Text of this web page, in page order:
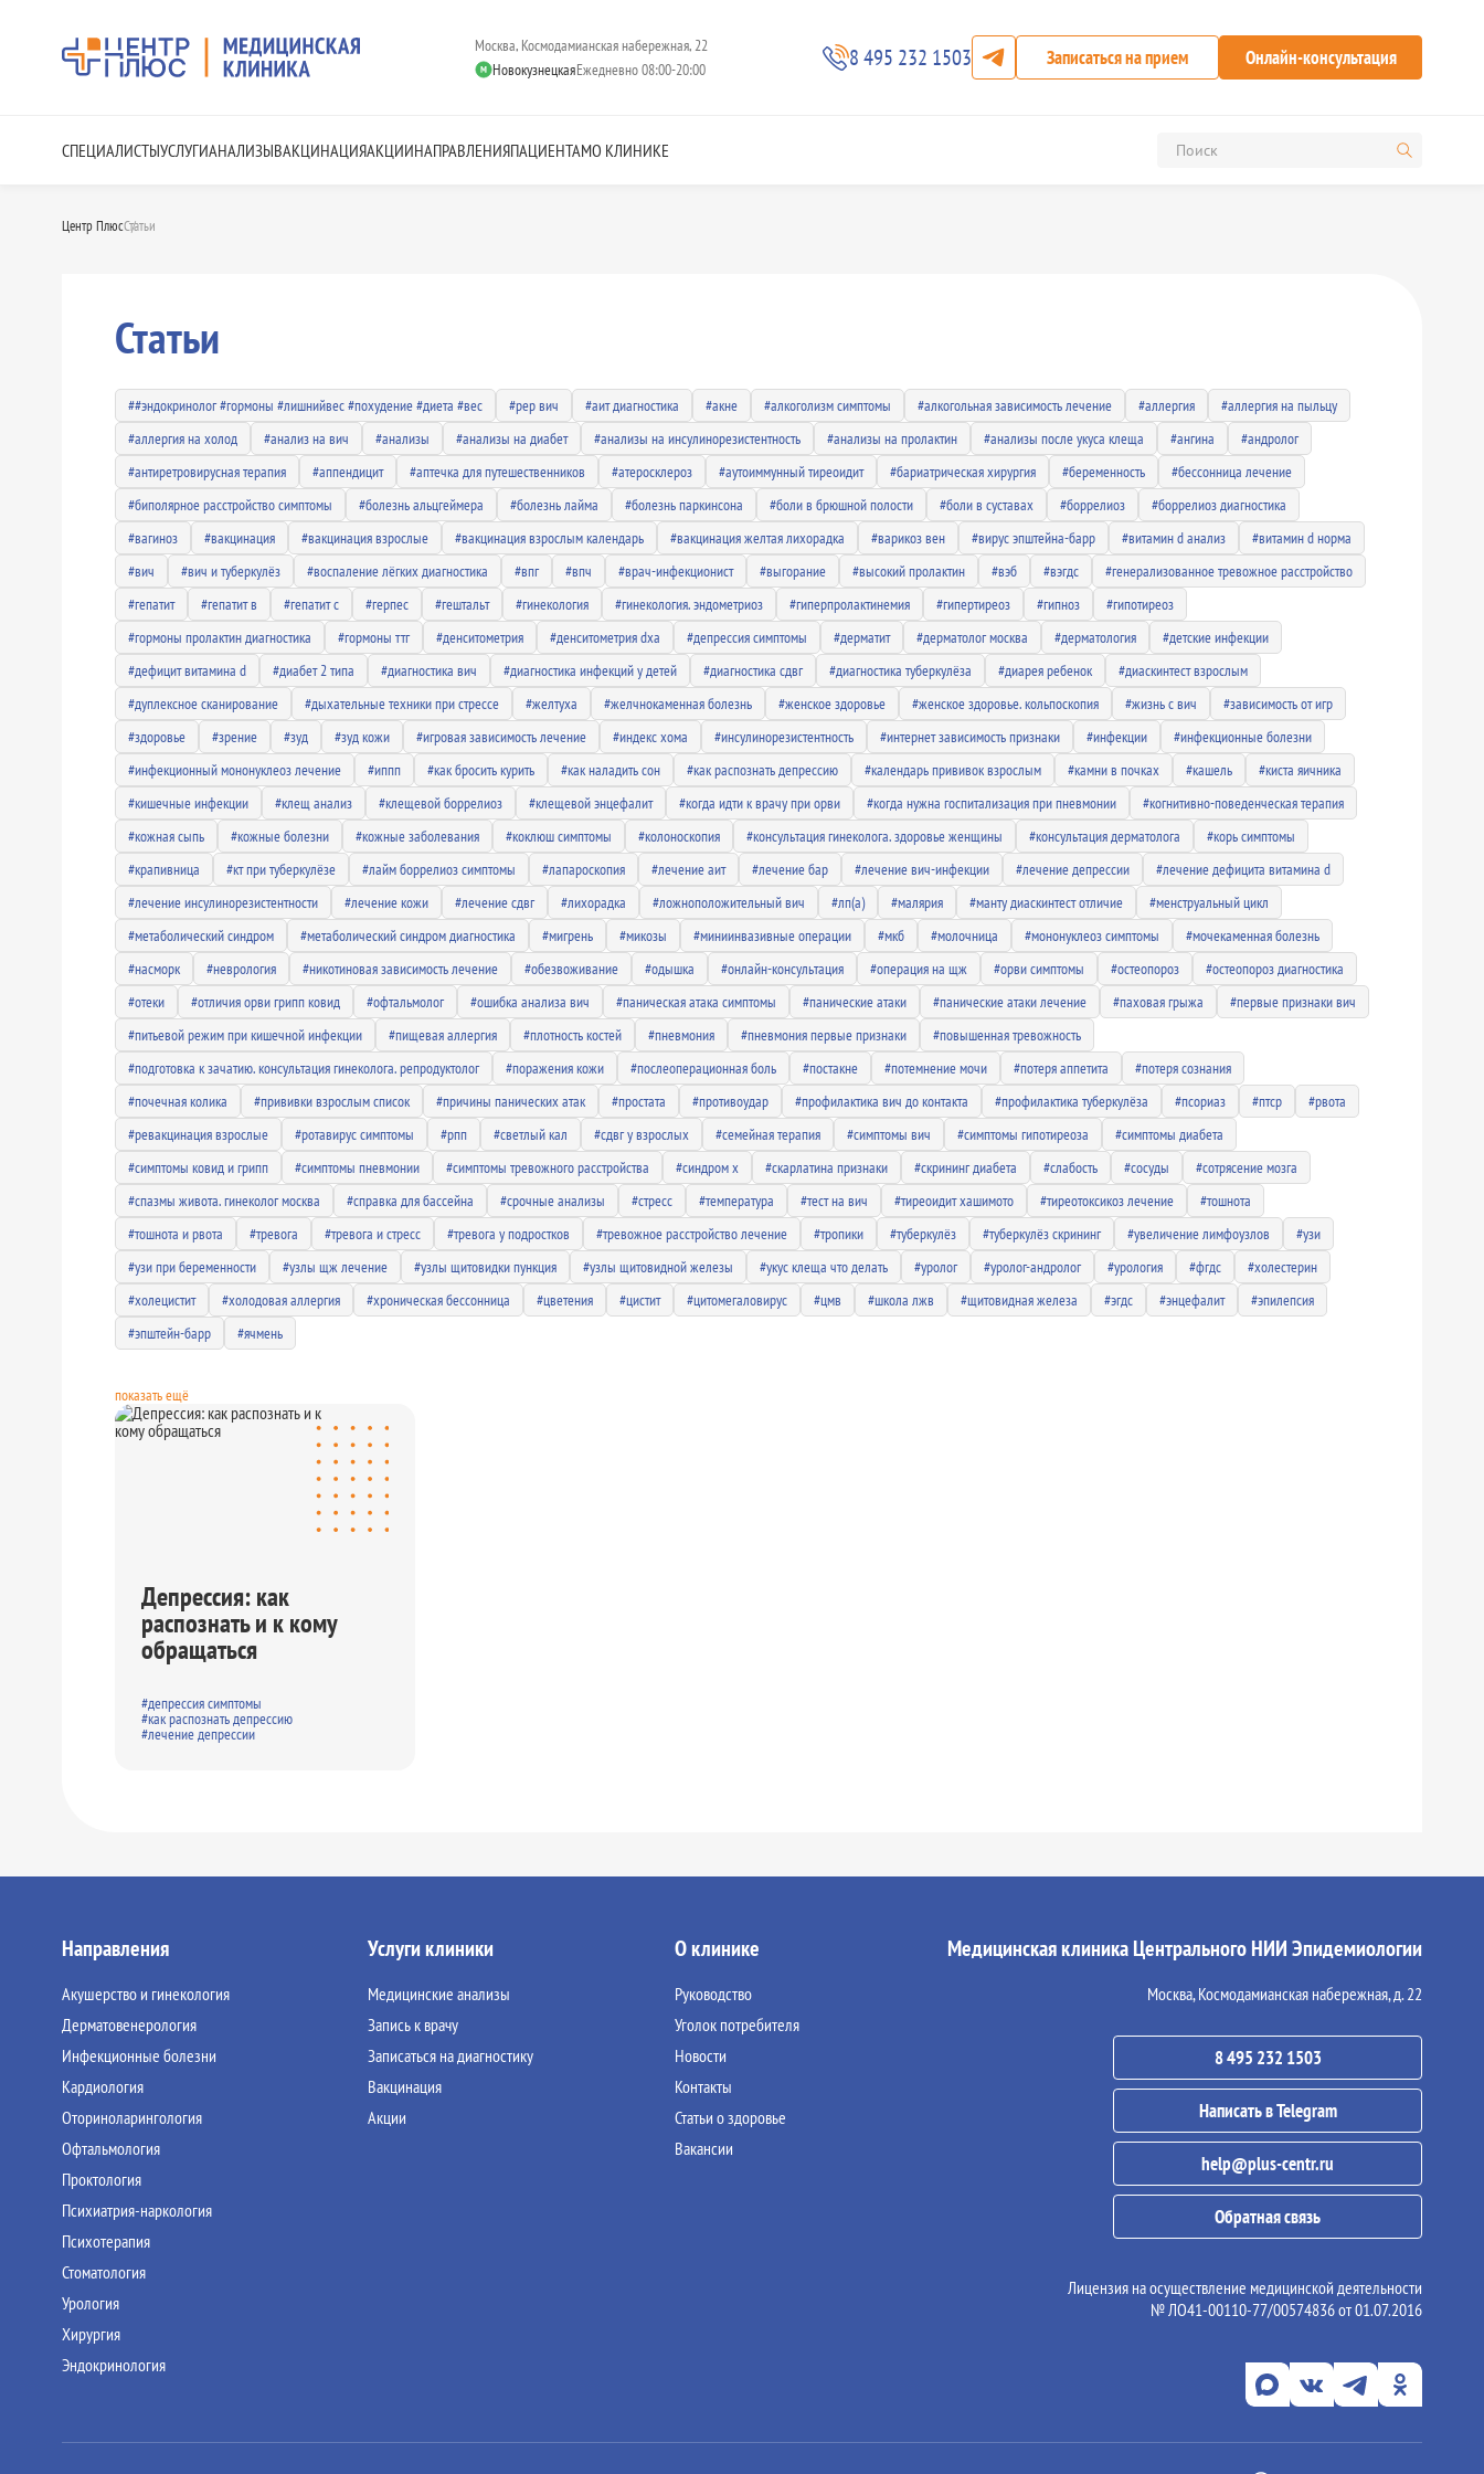
Москва, Космодамианская набережная, 22
НовокузнецкаяЕжедневно 08:00-20:00 8 495 232 1503 Записаться на прием Онлайн-консультация
СПЕЦИАЛИСТЫУСЛУГИАНАЛИЗЫВАКЦИНАЦИЯАКЦИИНАПРАВЛЕНИЯПАЦИЕНТАМО КЛИНИКЕ
Центр Плюс /
Статьи
Статьи
##эндокринолог #гормоны #лишнийвес #похудение #диета #вес #pep вич #аит диагностика #акне #алкоголизм симптомы #алкогольная зависимость лечение #аллергия
#аллергия на пыльцу
#аллергия на холод
#анализ на вич #анализы #анализы на диабет #анализы на инсулинорезистентность #анализы на пролактин #анализы после укуса клеща #ангина
#андролог
#антиретровирусная терапия
#аппендицит #аптечка для путешественников #атеросклероз #аутоиммунный тиреоидит #бариатрическая хирургия #беременность
#бессонница лечение
#биполярное расстройство симптомы
#болезнь альцгеймера #болезнь лайма #болезнь паркинсона #боли в брюшной полости #боли в суставах #боррелиоз
#боррелиоз диагностика
#вагиноз
#вакцинация #вакцинация взрослые #вакцинация взрослым календарь #вакцинация желтая лихорадка #варикоз вен #вирус эпштейна-барр #витамин d анализ
#витамин d норма
#вич
#вич и туберкулёз #воспаление лёгких диагностика #впг #впч #врач-инфекционист #выгорание #высокий пролактин #вэб #вэгдс
#генерализованное тревожное расстройство
#гепатит
#гепатит в #гепатит с #герпес #гештальт #гинекология #гинекология. эндометриоз #гиперпролактинемия #гипертиреоз #гипноз
#гипотиреоз
#гормоны пролактин диагностика
#гормоны ттг #денситометрия #денситометрия dxa #депрессия симптомы #дерматит #дерматолог москва #дерматология
#детские инфекции
#дефицит витамина d
#диабет 2 типа #диагностика вич #диагностика инфекций у детей #диагностика сдвг #диагностика туберкулёза #диарея ребенок
#диаскинтест взрослым
#дуплексное сканирование
#дыхательные техники при стрессе #желтуха #желчнокаменная болезнь #женское здоровье #женское здоровье. кольпоскопия #жизнь с вич
#зависимость от игр
#здоровье
#зрение #зуд #зуд кожи #игровая зависимость лечение #индекс хома #инсулинорезистентность #интернет зависимость признаки #инфекции
#инфекционные болезни
#инфекционный мононуклеоз лечение
#иппп #как бросить курить #как наладить сон #как распознать депрессию #календарь прививок взрослым #камни в почках #кашель
#киста яичника
#кишечные инфекции
#клещ анализ #клещевой боррелиоз #клещевой энцефалит #когда идти к врачу при орви #когда нужна госпитализация при пневмонии
#когнитивно-поведенческая терапия
#кожная сыпь
#кожные болезни #кожные заболевания #коклюш симптомы #колоноскопия #консультация гинеколога. здоровье женщины #консультация дерматолога
#корь симптомы
#крапивница
#кт при туберкулёзе #лайм боррелиоз симптомы #лапароскопия #лечение аит #лечение бар #лечение вич-инфекции #лечение депрессии
#лечение дефицита витамина d
#лечение инсулинорезистентности
#лечение кожи #лечение сдвг #лихорадка #ложноположительный вич #лп(а) #малярия #манту диаскинтест отличие
#менструальный цикл
#метаболический синдром
#метаболический синдром диагностика #мигрень #микозы #миниинвазивные операции #мкб #молочница #мононуклеоз симптомы
#мочекаменная болезнь
#насморк
#неврология #никотиновая зависимость лечение #обезвоживание #одышка #онлайн-консультация #операция на щж #орви симптомы #остеопороз
#остеопороз диагностика
#отеки
#отличия орви грипп ковид #офтальмолог #ошибка анализа вич #паническая атака симптомы #панические атаки #панические атаки лечение #паховая грыжа
#первые признаки вич
#питьевой режим при кишечной инфекции
#пищевая аллергия #плотность костей #пневмония #пневмония первые признаки
#повышенная тревожность
#подготовка к зачатию. консультация гинеколога. репродуктолог
#поражения кожи #послеоперационная боль #постакне #потемнение мочи #потеря аппетита
#потеря сознания
#почечная колика
#прививки взрослым список #причины панических атак #простата #противоудар #профилактика вич до контакта #профилактика туберкулёза #псориаз #птср
#рвота
#ревакцинация взрослые
#ротавирус симптомы #рпп #светлый кал #сдвг у взрослых #семейная терапия #симптомы вич #симптомы гипотиреоза
#симптомы диабета
#симптомы ковид и грипп
#симптомы пневмонии #симптомы тревожного расстройства #синдром х #скарлатина признаки #скрининг диабета #слабость #сосуды
#сотрясение мозга
#спазмы живота. гинеколог москва
#справка для бассейна #срочные анализы #стресс #температура #тест на вич #тиреоидит хашимото #тиреотоксикоз лечение
#тошнота
#тошнота и рвота
#тревога #тревога и стресс #тревога у подростков #тревожное расстройство лечение #тропики #туберкулёз #туберкулёз скрининг #увеличение лимфоузлов
#узи
#узи при беременности
#узлы щж лечение #узлы щитовидки пункция #узлы щитовидной железы #укус клеща что делать #уролог #уролог-андролог #урология #фгдс
#холестерин
#холецистит
#холодовая аллергия #хроническая бессонница #цветения #цистит #цитомегаловирус #цмв #школа лжв #щитовидная железа #эгдс #энцефалит
#эпилепсия
#эпштейн-барр
#ячмень
показать ещё
Депрессия: как
распознать и к кому
обращаться
#депрессия симптомы
#как распознать депрессию
#лечение депрессии
Направления
Акушерство и гинекология
Дерматовенерология
Инфекционные болезни
Кардиология
Оториноларингология
Офтальмология
Проктология
Психиатрия-наркология
Психотерапия
Стоматология
Урология
Хирургия
Эндокринология
Услуги клиники
Медицинские анализы
Запись к врачу
Записаться на диагностику
Вакцинация
Акции
О клинике
Руководство
Уголок потребителя
Новости
Контакты
Статьи о здоровье
Вакансии
Медицинская клиника Центрального НИИ Эпидемиологии
Москва, Космодамианская набережная, д. 22
8 495 232 1503
Написать в Telegram
help@plus-centr.ru
Обратная связь
Лицензия на осуществление медицинской деятельности
№ ЛО41-00110-77/00574836 от 01.07.2016